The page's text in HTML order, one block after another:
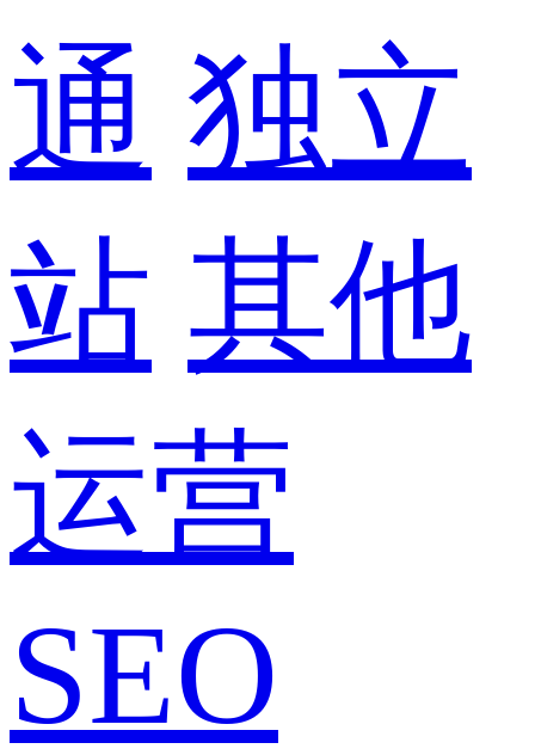
通 独立
站 其他
运营
SEO